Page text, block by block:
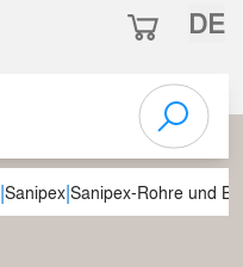
DE
|Sanipex|Sanipex-Rohre und